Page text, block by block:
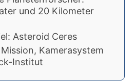
und 20 Kilometer
Asteroid Ceres
Kamerasystem
Institut